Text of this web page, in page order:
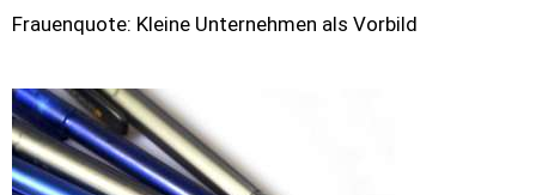
Frauenquote: Kleine Unternehmen als Vorbild